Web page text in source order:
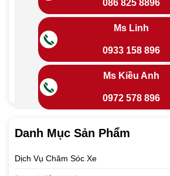
086 825 8896
Ms Linh
0933 158 896
Ms Kiều Anh
0972 578 896
Danh Mục Sản Phẩm
Dịch Vụ Chăm Sóc Xe